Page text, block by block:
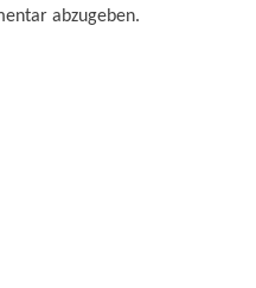
abzugeben.